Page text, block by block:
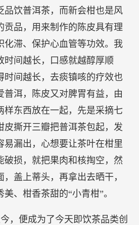
品饮普洱茶，而新会柑也是风
贡品，用来制作的陈皮具有理
化滞、保护心血管等功效。我
时间越长，口感就越醇厚顺
时间越长，去痰镇咳的疗效也
普洱，陈皮又对脾胃有益，由
样东西放在一起，先是采摘七
皮撕开三瓣把普洱茶包起，发
易漏出，心想要让茶叶在柑里
破损，就把果肉和核掏空，然
盖上蒂头，再拿出去晒干，
、柑香茶甜的“小青柑”。
，便成为了今天即饮茶品类创